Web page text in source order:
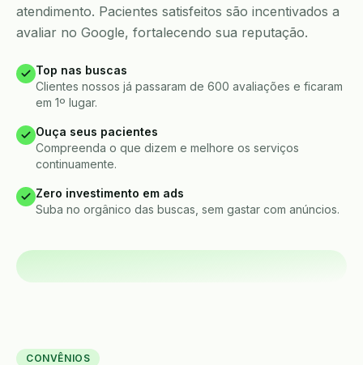
atendimento. Pacientes satisfeitos são incentivados a
avaliar no Google, fortalecendo sua reputação.
Top nas buscas
Clientes nossos já passaram de 600 avaliações e ficaram
em 1º lugar.
Ouça seus pacientes
Compreenda o que dizem e melhore os serviços
continuamente.
Zero investimento em ads
Suba no orgânico das buscas, sem gastar com anúncios.
CONVÊNIOS